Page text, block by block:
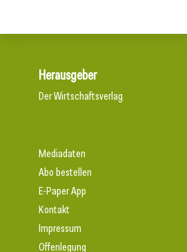
Herausgeber
Der Wirtschaftsverlag
Mediadaten
Abo bestellen
E-Paper App
Kontakt
Impressum
Offenlegung